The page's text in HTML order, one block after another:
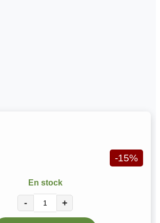
-15%
En stock
- +